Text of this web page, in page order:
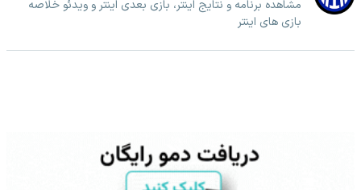
مشاهده برنامه و نتایج اینتر، بازی بعدی اینتر و ویدئو خلاصه
بازی های اینتر